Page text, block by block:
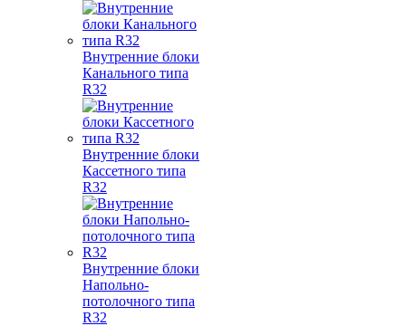
Внутренние блоки
Канального типа
R32
Внутренние блоки
Кассетного типа
R32
Внутренние блоки
Напольно-
потолочного типа
R32